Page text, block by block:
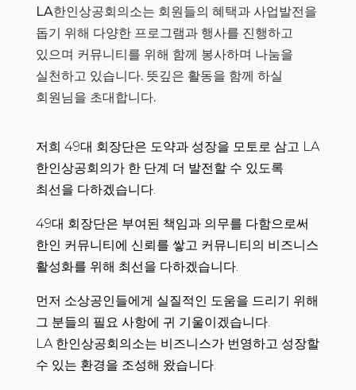
LA한인상공회의소는 회원들의 혜택과 사업발전을
돕기 위해 다양한 프로그램과 행사를 진행하고
있으며 커뮤니티를 위해 함께 봉사하며 나눔을
실천하고 있습니다. 뜻깊은 활동을 함께 하실
회원님을 초대합니다.
저희 49대 회장단은 도약과 성장을 모토로 삼고 LA
한인상공회의가 한 단계 더 발전할 수 있도록
최선을 다하겠습니다.
49대 회장단은 부여된 책임과 의무를 다함으로써
한인 커뮤니티에 신뢰를 쌓고 커뮤니티의 비즈니스
활성화를 위해 최선을 다하겠습니다.
먼저 소상공인들에게 실질적인 도움을 드리기 위해
그 분들의 필요 사항에 귀 기울이겠습니다.
LA 한인상공회의소는 비즈니스가 번영하고 성장할
수 있는 환경을 조성해 왔습니다.